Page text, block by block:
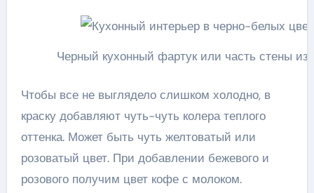
Черный кухонный фартук или часть стены
Чтобы все не выглядело слишком холодно, в
краску добавляют чуть-чуть колера теплого
оттенка. Может быть чуть желтоватый или
розоватый цвет. При добавлении бежевого и
розового получим цвет кофе с молоком.